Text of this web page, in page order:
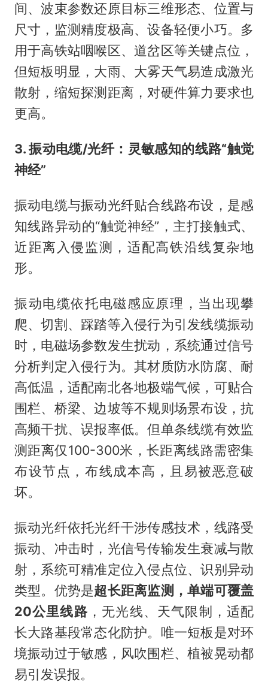
间、波束参数还原目标三维形态、位置与
尺寸，监测精度极高、设备轻便小巧。多
用于高铁站咽喉区、道岔区等关键点位，
但短板明显，大雨、大雾天气易造成激光
散射，缩短探测距离，对硬件算力要求也
更高。
3. 振动电缆/光纤：灵敏感知的线路“触觉
神经”
振动电缆与振动光纤贴合线路布设，是感
知线路异动的“触觉神经”，主打接触式、
近距离入侵监测，适配高铁沿线复杂地
形。
振动电缆依托电磁感应原理，当出现攀
爬、切割、踩踏等入侵行为引发线缆振动
时，电磁场参数发生扰动，系统通过信号
分析判定入侵行为。其材质防水防腐、耐
高低温，适配南北各地极端气候，可贴合
围栏、桥梁、边坡等不规则场景布设，抗
高频干扰、误报率低。但单条线缆有效监
测距离仅100-300米，长距离线路需密集
布设节点，布线成本高，且易被恶意破
坏。
振动光纤依托光纤干涉传感技术，线路受
振动、冲击时，光信号传输发生衰减与散
射，系统可精准定位入侵点位、识别异动
类型。优势是超长距离监测，单端可覆盖
20公里线路 ，无光线、天气限制，适配
长大路基段常态化防护。唯一短板是对环
境振动过于敏感，风吹围栏、植被晃动都
易引发误报。